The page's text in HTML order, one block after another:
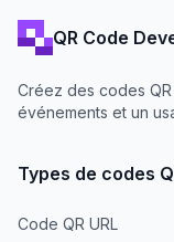
QR Code
Créez des codes
événements et un
Types de codes
Code QR URL